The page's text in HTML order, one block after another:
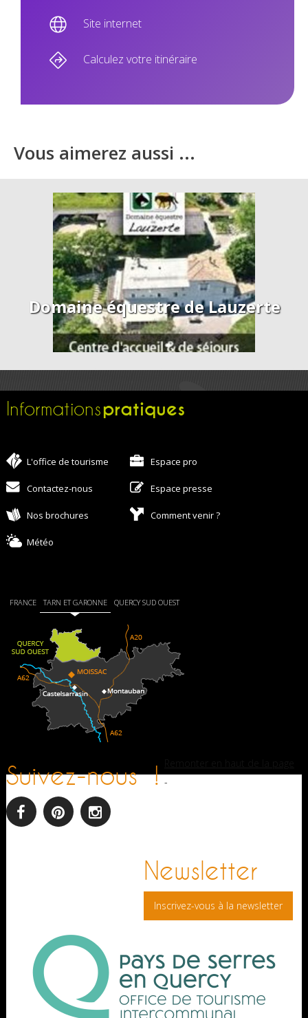
Site internet
Calculez votre itinéraire
Vous aimerez aussi ...
Domaine équestre de Lauzerte
Informationspratiques
L'office de tourisme Espace pro
Contactez-nous Espace presse
Nos brochures Comment venir ?
Météo
FRANCE TARN ET GARONNE QUERCY SUD OUEST
Suivez-nous !
Newsletter
Inscrivez-vous à la newsletter
-